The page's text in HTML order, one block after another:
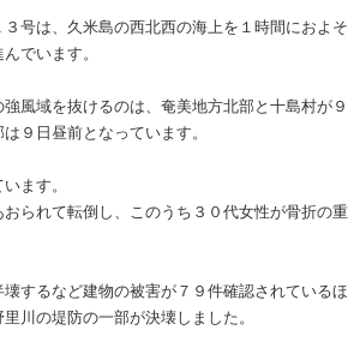
号は、久米島の西北西の海上を１時間におよそ
でいます。
風域を抜けるのは、奄美地方北部と十島村が９
９日昼前となっています。
ます。
られて転倒し、このうち３０代女性が骨折の重
するなど建物の被害が７９件確認されているほ
川の堤防の一部が決壊しました。